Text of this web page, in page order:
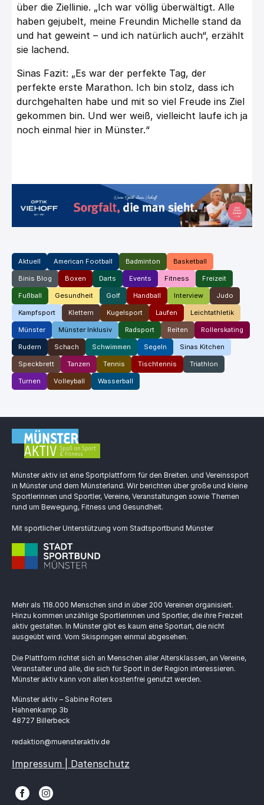
über die Ziellinie. „Ich war völlig überwältigt. Alle
haben gejubelt, meine Freundin Michelle stand da
und hat geweint – und ich natürlich auch“, erzählt
sie lachend.
Sinas Fazit: „Es war der perfekte Tag, der
perfekte erste Marathon. Ich bin stolz, dass ich
durchgehalten habe und mit so viel Freude ins Ziel
gekommen bin. Und wer weiß, vielleicht laufe ich ja
noch einmal hier in Münster.“
Aktuell American Football Badminton Basketball
Binis Blog Boxen Darts Events Fitness Freizeit
Fußball Gesundheit Golf Handball Interview Judo
Kampfsport Klettern Kugelsport Laufen Leichtathletik
Münster Münster Inklusiv Radsport Reiten Rollerskating
Rudern Schach Schwimmen Segeln Sinas Kitchen
Speckbrett Tanzen Tennis Tischtennis Triathlon
Turnen Volleyball Wasserball
Münster aktiv ist eine Sportplattform für den Breiten. und Vereinssport
in Münster und dem Münsterland. Wir berichten über große und kleine
Sportlerinnen und Sportler, Vereine, Veranstaltungen sowie Themen
rund um Bewegung, Fitness und Gesundheit.
Mit sportlicher Unterstützung vom Stadtsportbund Münster
Mehr als 118.000 Menschen sind in über 200 Vereinen organisiert.
Hinzu kommen unzählige Sportlerinnen und Sportler, die ihre Freizeit
aktiv gestalten. In Münster gibt es kaum eine Sportart, die nicht
ausgeübt wird. Vom Skispringen einmal abgesehen.
Die Plattform richtet sich an Menschen aller Altersklassen, an Vereine,
Veranstalter und alle, die sich für Sport in der Region interessieren.
Münster aktiv kann von allen kostenfrei genutzt werden.
Münster aktiv – Sabine Roters
Hahnenkamp 3b
48727 Billerbeck
redaktion@muensteraktiv.de
Impressum | Datenschutz